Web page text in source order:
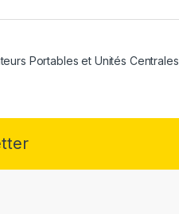
Portables et Unités Centrales